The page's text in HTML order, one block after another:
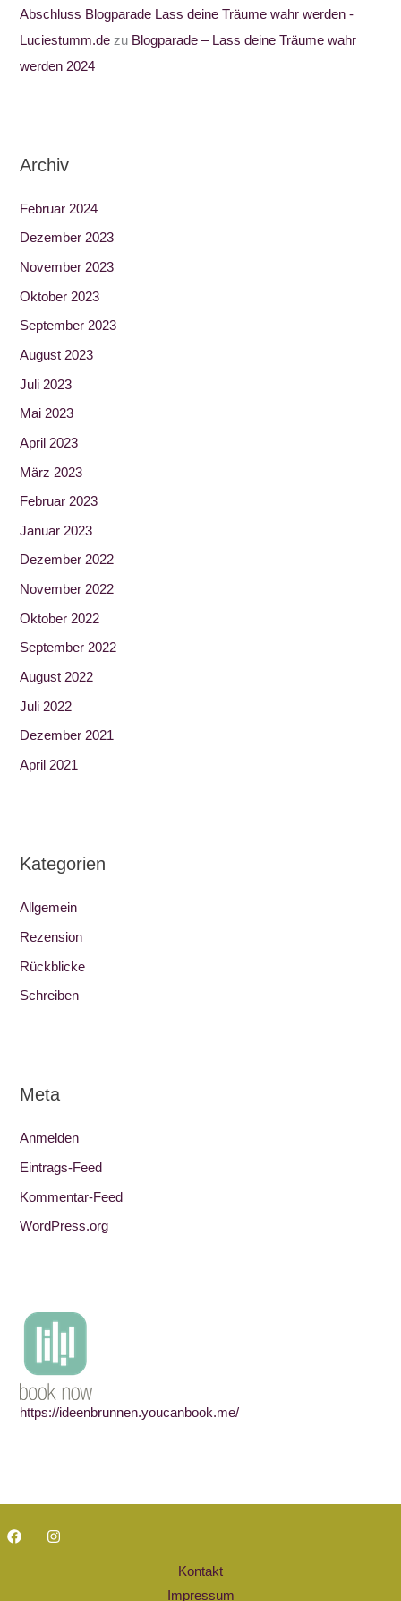
Abschluss Blogparade Lass deine Träume wahr werden -
Luciestumm.de zu Blogparade – Lass deine Träume wahr
werden 2024
Archiv
Februar 2024
Dezember 2023
November 2023
Oktober 2023
September 2023
August 2023
Juli 2023
Mai 2023
April 2023
März 2023
Februar 2023
Januar 2023
Dezember 2022
November 2022
Oktober 2022
September 2022
August 2022
Juli 2022
Dezember 2021
April 2021
Kategorien
Allgemein
Rezension
Rückblicke
Schreiben
Meta
Anmelden
Eintrags-Feed
Kommentar-Feed
WordPress.org
https://ideenbrunnen.youcanbook.me/
Kontakt
Impressum